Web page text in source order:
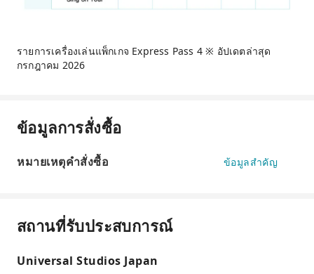
รายการเครื่องเล่นแพ็กเกจ Express Pass 4 ※ อัปเดตล่าสุด
กรกฎาคม 2026
ข้อมูลการสั่งซื้อ
หมายเหตุคำสั่งซื้อ ข้อมูลสำคัญ
สถานที่รับประสบการณ์
Universal Studios Japan